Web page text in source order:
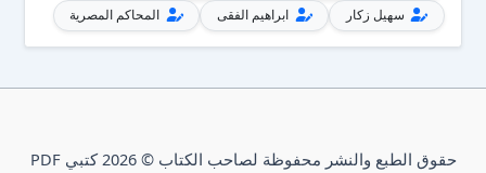
سهيل زكار
ابراهيم الفقى المحاكم المصرية
حقوق الطبع والنشر محفوظة لصاحب الكتاب © 2026 كتبي PDF